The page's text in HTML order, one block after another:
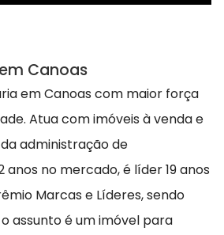
Canoas
em Canoas com maior força
Atua com imóveis à venda e
administração de
anos no mercado, é líder 19 anos
Marcas e Líderes, sendo
assunto é um imóvel para